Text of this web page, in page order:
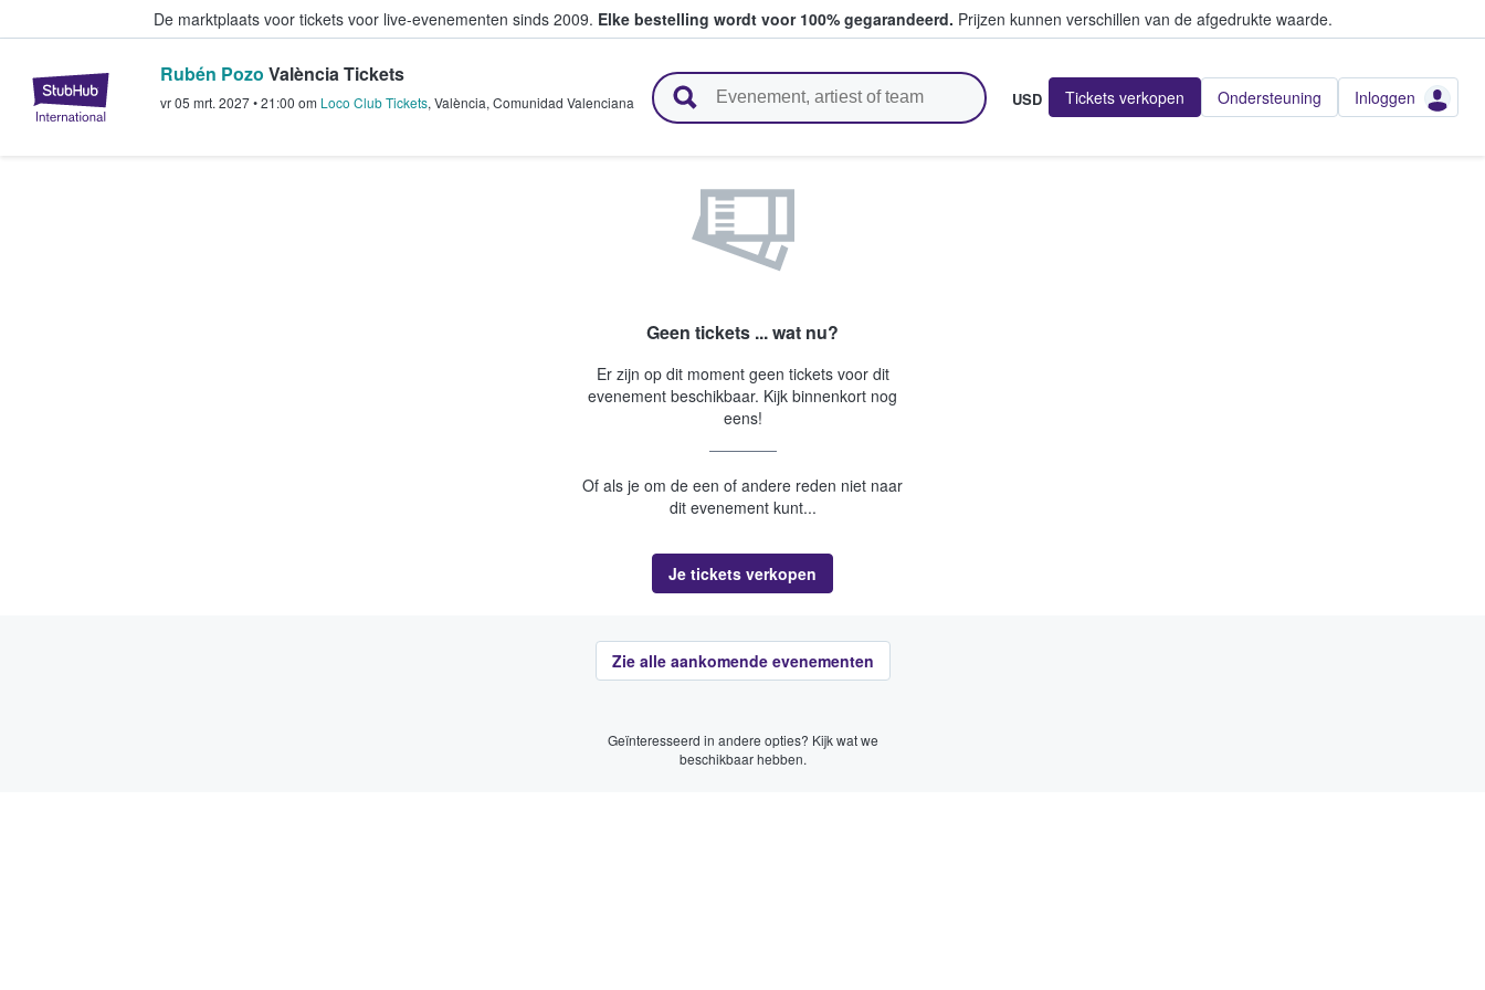
De marktplaats voor tickets voor live-evenementen sinds 2009. Elke bestelling wordt voor 100% gegarandeerd. Prijzen kunnen verschillen van de afgedrukte waarde.
StubHub: waar fans tickets kopen en verkopen
Rubén Pozo València Tickets
vr 05 mrt. 2027•21:00 om Loco Club Tickets, València, Comunidad Valenciana USD Tickets verkopen Ondersteuning Inloggen
Geen tickets ... wat nu?
Er zijn op dit moment geen tickets voor dit
evenement beschikbaar. Kijk binnenkort nog
eens!
Of als je om de een of andere reden niet naar
dit evenement kunt...
Je tickets verkopen
Zie alle aankomende evenementen
Geïnteresseerd in andere opties? Kijk wat we
beschikbaar hebben.